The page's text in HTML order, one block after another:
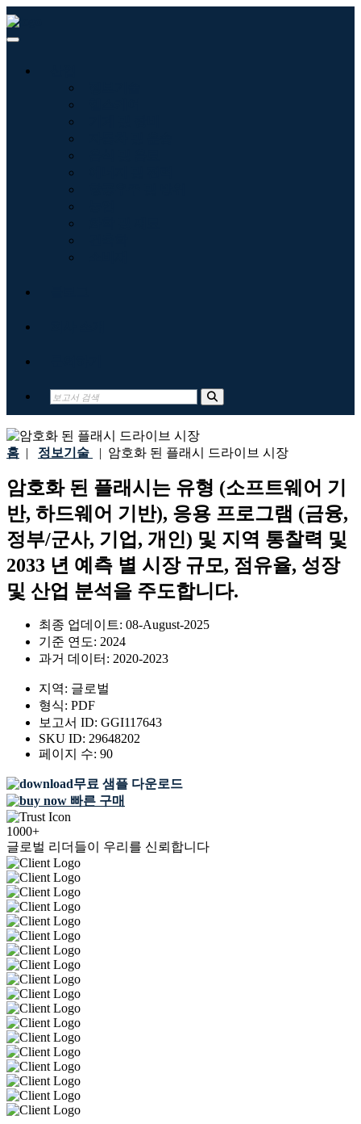
홈 | 정보기술 | 암호화 된 플래시 드라이브 시장
암호화 된 플래시는 유형 (소프트웨어 기
반, 하드웨어 기반), 응용 프로그램 (금융,
정부/군사, 기업, 개인) 및 지역 통찰력 및
2033 년 예측 별 시장 규모, 점유율, 성장
및 산업 분석을 주도합니다.
최종 업데이트: 08-August-2025
기준 연도: 2024
과거 데이터: 2020-2023
지역: 글로벌
형식: PDF
보고서 ID: GGI117643
SKU ID: 29648202
페이지 수: 90
무료 샘플 다운로드
빠른 구매
1000+
글로벌 리더들이 우리를 신뢰합니다